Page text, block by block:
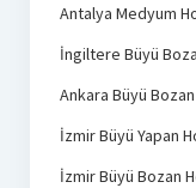
Antalya Medyum
İngiltere Büyü
Ankara Büyü
İzmir Büyü Yapan
İzmir Büyü Bozan